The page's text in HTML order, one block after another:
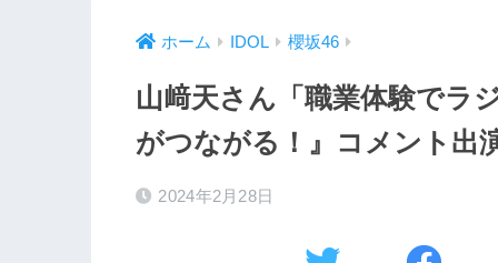
ホーム IDOL 櫻坂46
山﨑天さん「職業体験でラ
がつながる！』コメント出
2024年2月28日